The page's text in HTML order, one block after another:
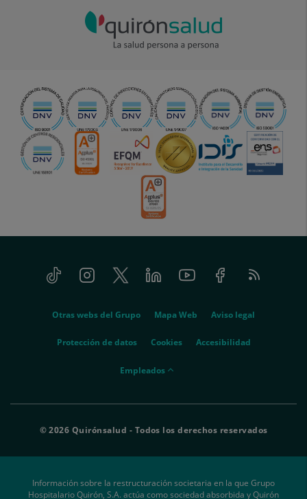
Tiktok InstagramTwitter LinkedinYoutube FacebookFeed
RSS
Otras webs del Grupo Mapa Web Aviso legal
Protección de datos Cookies Accesibilidad
empleados
Empleados
© 2026 Quirónsalud - Todos los derechos reservados
Información sobre la restructuración societaria en la que Grupo
Hospitalario Quirón, S.A. actúa como sociedad absorbida y Quirón